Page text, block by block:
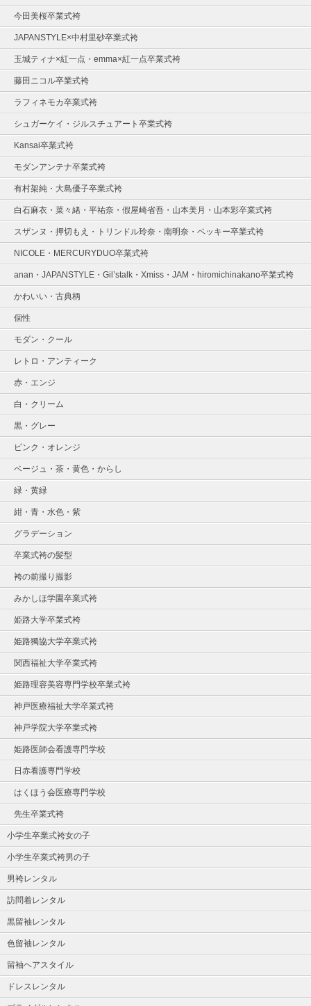
今田美桜卒業式袴
JAPANSTYLE×中村里砂卒業式袴
玉城ティナ×紅一点・emma×紅一点卒業式袴
藤田ニコル卒業式袴
ラフィネモカ卒業式袴
シュガーケイ・ジルスチュアート卒業式袴
Kansai卒業式袴
モダンアンテナ卒業式袴
有村架純・大島優子卒業式袴
白石麻衣・菜々緒・平祐奈・假屋崎省吾・山本美月・山本彩卒業式袴
スザンヌ・押切もえ・トリンドル玲奈・南明奈・ベッキー卒業式袴
NICOLE・MERCURYDUO卒業式袴
anan・JAPANSTYLE・Gil’stalk・Xmiss・JAM・hiromichinakano卒業式袴
かわいい・古典柄
個性
モダン・クール
レトロ・アンティーク
赤・エンジ
白・クリーム
黒・グレー
ピンク・オレンジ
ベージュ・茶・黄色・からし
緑・黄緑
紺・青・水色・紫
グラデーション
卒業式袴の髪型
袴の前撮り撮影
みかしほ学園卒業式袴
姫路大学卒業式袴
姫路獨協大学卒業式袴
関西福祉大学卒業式袴
姫路理容美容専門学校卒業式袴
神戸医療福祉大学卒業式袴
神戸学院大学卒業式袴
姫路医師会看護専門学校
日赤看護専門学校
はくほう会医療専門学校
先生卒業式袴
小学生卒業式袴女の子
小学生卒業式袴男の子
男袴レンタル
訪問着レンタル
黒留袖レンタル
色留袖レンタル
留袖ヘアスタイル
ドレスレンタル